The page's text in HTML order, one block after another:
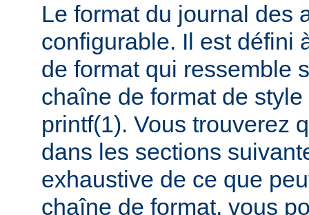
Le format du journal des
configurable. Il est défini
de format qui ressemble
chaîne de format de
printf(1). Vous trouverez
dans les sections
exhaustive de ce que
chaîne de format, vous